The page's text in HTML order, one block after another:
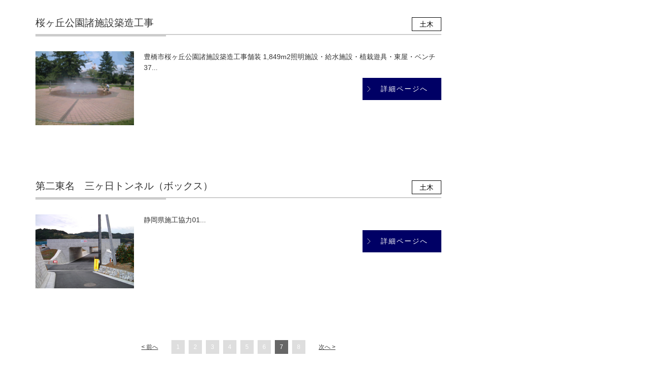
土木
桜ヶ丘公園諸施設築造工事
豊橋市桜ヶ丘公園諸施設築造工事舗装 1,849m2照明施設・給水施設・植栽遊具・東屋・ベンチ
37...
詳細ページへ
土木
第二東名 三ヶ日トンネル（ボックス）
静岡県施工協力01...
詳細ページへ
< 前へ 1 2 3 4 5 6 7 8 次へ >